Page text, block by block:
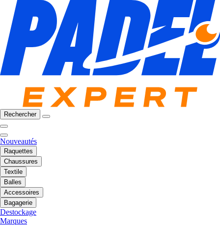
Rechercher
Nouveautés
Raquettes
Chaussures
Textile
Balles
Accessoires
Bagagerie
Destockage
Marques